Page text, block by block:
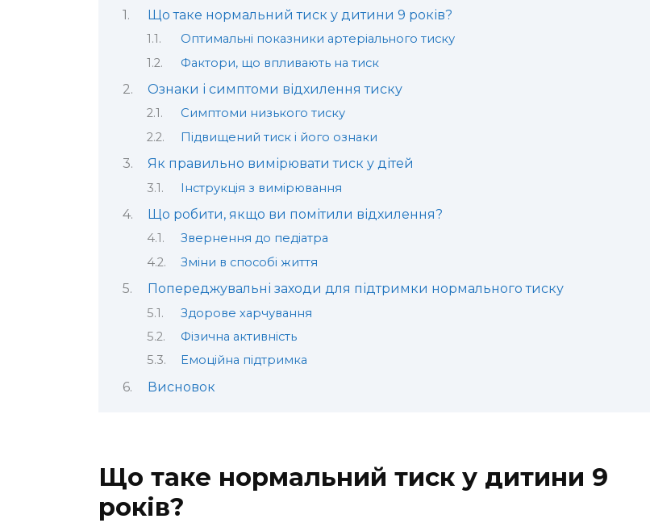
Що таке нормальний тиск у дитини 9 років?
Оптимальні показники артеріального тиску
Фактори, що впливають на тиск
Ознаки і симптоми відхилення тиску
Симптоми низького тиску
Підвищений тиск і його ознаки
Як правильно вимірювати тиск у дітей
Інструкція з вимірювання
Що робити, якщо ви помітили відхилення?
Звернення до педіатра
Зміни в способі життя
Попереджувальні заходи для підтримки нормального тиску
Здорове харчування
Фізична активність
Емоційна підтримка
Висновок
Що таке нормальний тиск у дитини 9
років?